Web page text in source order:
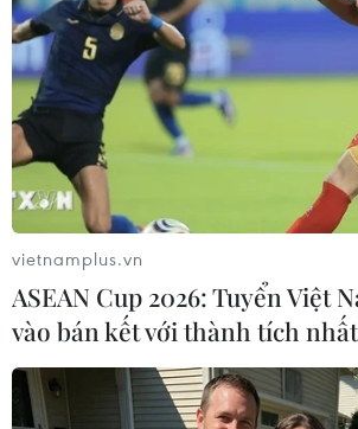
Theo dõi VietnamPlus
TIN LIÊN QUAN
vietnamplus.vn
ASEAN Cup 2026: Tuyển Việt
vào bán kết với thành tích